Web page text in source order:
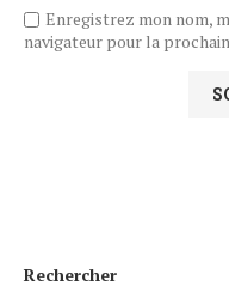
Enregistrez mon nom,
navigateur pour la
Rechercher